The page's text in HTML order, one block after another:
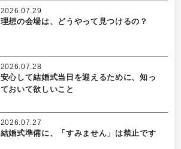
理想の会場は、どうやって見つけるの？
2026.07.29
安心して結婚式当日を迎えるために、知っ
ておいて欲しいこと
2026.07.28
結婚式準備に、「すみません」は禁止です
2026.07.27